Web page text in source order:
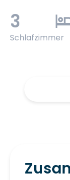
3
Schlafzimmer